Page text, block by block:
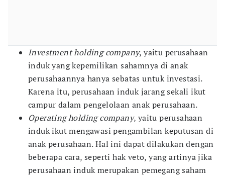
Investment holding company, yaitu perusahaan
induk yang kepemilikan sahamnya di anak
perusahaannya hanya sebatas untuk investasi.
Karena itu, perusahaan induk jarang sekali ikut
campur dalam pengelolaan anak perusahaan.
Operating holding company, yaitu perusahaan
induk ikut mengawasi pengambilan keputusan di
anak perusahaan. Hal ini dapat dilakukan dengan
beberapa cara, seperti hak veto, yang artinya jika
perusahaan induk merupakan pemegang saham